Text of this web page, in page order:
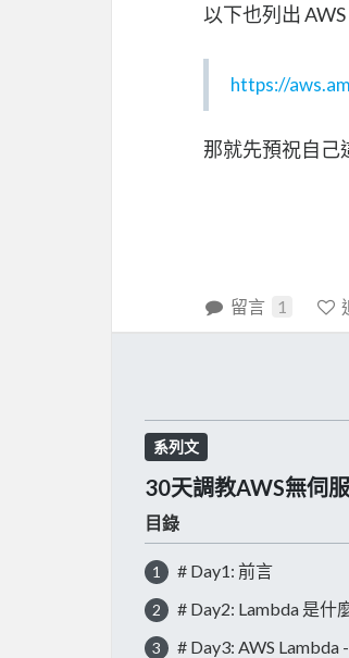
以下也列出
https://
那就先預祝自己
留言 1
系列文
30天調教AWS無伺
目錄
1 # Day1: 前言
2 # Day2: Lambda 是什
3 # Day3: AWS